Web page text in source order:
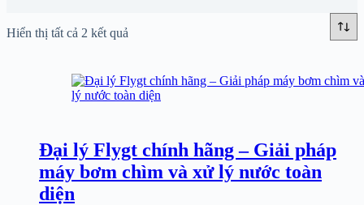
Hiển thị tất cả 2 kết quả
Đại lý Flygt chính hãng – Giải pháp
máy bơm chìm và xử lý nước toàn
diện